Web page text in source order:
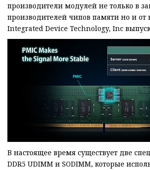
производители модулей не только в
производителей чипов памяти но и от
Integrated Device Technology, Inc
В настоящее время существует две
DDR5 UDIMM и SODIMM, которые